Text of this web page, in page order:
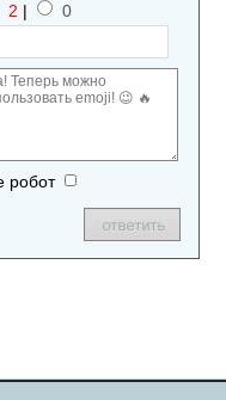
2 |
0
робот